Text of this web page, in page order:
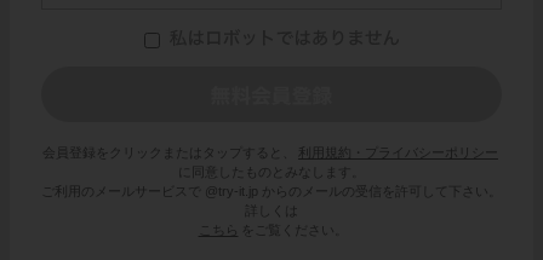
会員登録をクリックまたはタップすると、
利用規約・プライバシーポリシー
に同意したものとみなします。
ご利用のメールサービスで @try-it.jp からのメールの受信を許可して下さい。
詳しくは
こちら
をご覧ください。